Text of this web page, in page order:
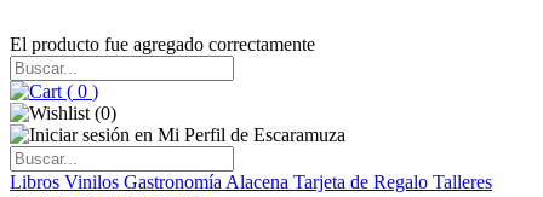
El producto fue agregado correctamente
( 0 )
(0)
Libros Vinilos Gastronomía Alacena Tarjeta de Regalo Talleres